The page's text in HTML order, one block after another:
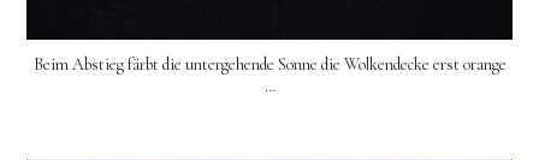
Beim Abstieg färbt die untergehende Sonne die Wolkendecke erst orange
…